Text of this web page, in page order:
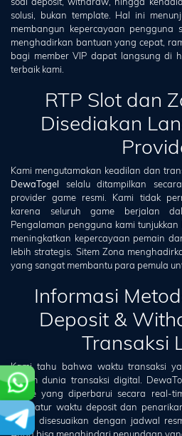
solusi, bukan template. Hal ini
membangun kepercayaan pengguna
menghadirkan bantuan yang cepat,
bagi member VIP dapat langsung di
terbaik kami.
RTP Slot dan
Disediakan
Kami mengutamakan keadilan dan
DewaTogel selalu ditampilkan
provider game resmi. Kami tidak
karena seluruh game berjalan
Pengalaman pengguna kami
meningkatkan kepercayaan pemain
lebih strategis. Sitem Zona
yang sangat membantu para pemula
Informasi
Deposit &
Transaksi
Kami tahu bahwa waktu transaksi
dalam dunia transaksi digital.
offline yang diperbarui secara real-
mengatur waktu deposit dan
selalu disesuaikan dengan jadwal
Anda bisa menghindari penundaan